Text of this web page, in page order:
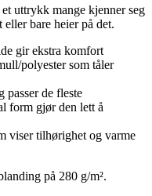
uttrykk mange kjenner seg
bare heier på det.
gir ekstra komfort
polyester som tåler
passer de fleste
form gjør den lett å
viser tilhørighet og varme
på 280 g/m².